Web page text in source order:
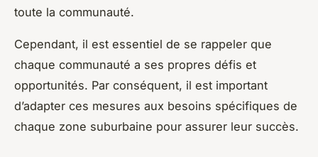
toute la communauté.
Cependant, il est essentiel de se rappeler que
chaque communauté a ses propres défis et
opportunités. Par conséquent, il est important
d’adapter ces mesures aux besoins spécifiques de
chaque zone suburbaine pour assurer leur succès.